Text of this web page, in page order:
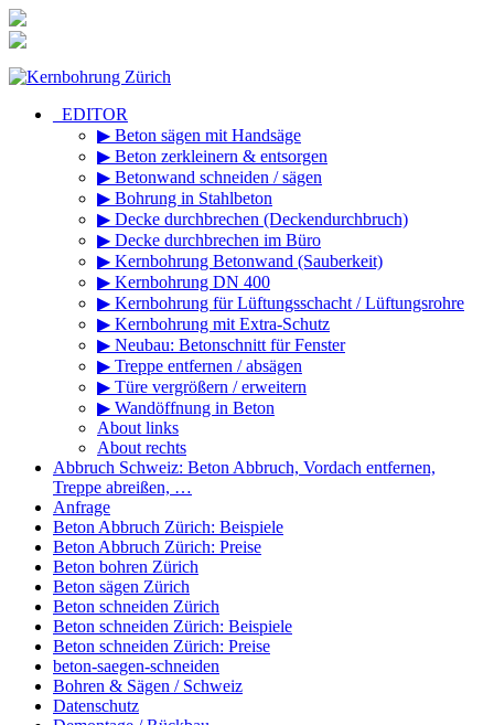
Inhalt
_EDITOR
▶ Beton sägen mit Handsäge
▶ Beton zerkleinern & entsorgen
▶ Betonwand schneiden / sägen
▶ Bohrung in Stahlbeton
▶ Decke durchbrechen (Deckendurchbruch)
▶ Decke durchbrechen im Büro
▶ Kernbohrung Betonwand (Sauberkeit)
▶ Kernbohrung DN 400
▶ Kernbohrung für Lüftungsschacht / Lüftungsrohre
▶ Kernbohrung mit Extra-Schutz
▶ Neubau: Betonschnitt für Fenster
▶ Treppe entfernen / absägen
▶ Türe vergrößern / erweitern
▶ Wandöffnung in Beton
About links
About rechts
Abbruch Schweiz: Beton Abbruch, Vordach entfernen,
Treppe abreißen, …
Anfrage
Beton Abbruch Zürich: Beispiele
Beton Abbruch Zürich: Preise
Beton bohren Zürich
Beton sägen Zürich
Beton schneiden Zürich
Beton schneiden Zürich: Beispiele
Beton schneiden Zürich: Preise
beton-saegen-schneiden
Bohren & Sägen / Schweiz
Datenschutz